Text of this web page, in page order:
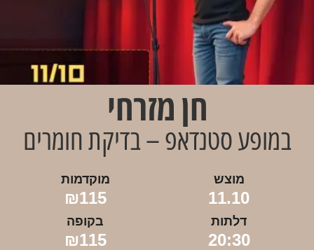
חן מזרחי
במופע סטנדאפ – בדיקת חומרים
מוצש
11.10
מוקדמות
₪115
דלתות
20:30
בקופה
₪115